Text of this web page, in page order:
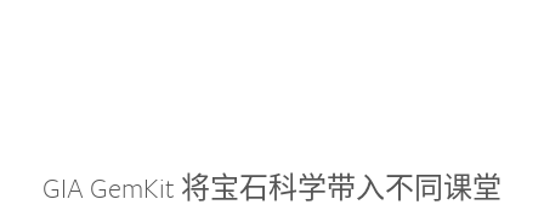
GIA GemKit 将宝石科学带入不同课堂